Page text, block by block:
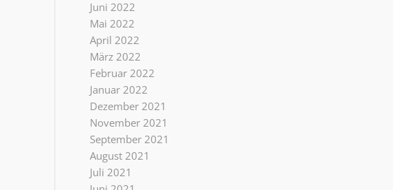
Juni 2022
Mai 2022
April 2022
März 2022
Februar 2022
Januar 2022
Dezember 2021
November 2021
September 2021
August 2021
Juli 2021